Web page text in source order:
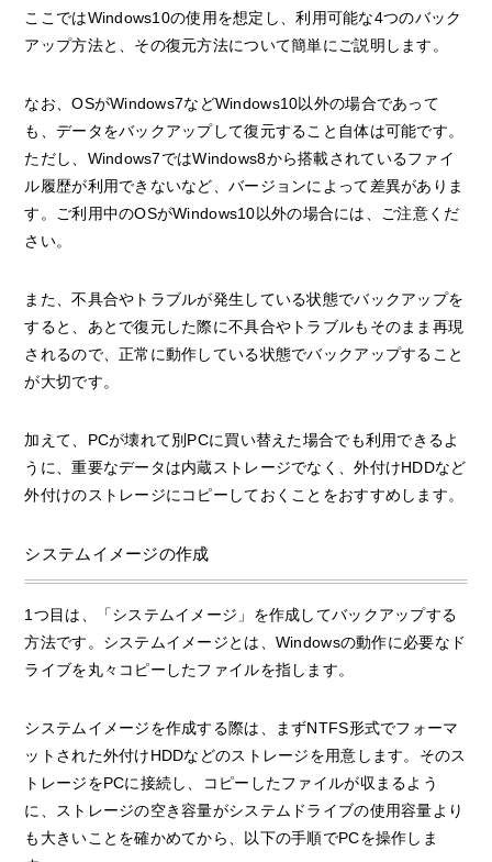
ここではWindows10の使用を想定し、利用可能な4つのバック
アップ方法と、その復元方法について簡単にご説明します。
なお、OSがWindows7などWindows10以外の場合であって
も、データをバックアップして復元すること自体は可能です。
ただし、Windows7ではWindows8から搭載されているファイ
ル履歴が利用できないなど、バージョンによって差異がありま
す。ご利用中のOSがWindows10以外の場合には、ご注意くだ
さい。
また、不具合やトラブルが発生している状態でバックアップを
すると、あとで復元した際に不具合やトラブルもそのまま再現
されるので、正常に動作している状態でバックアップすること
が大切です。
加えて、PCが壊れて別PCに買い替えた場合でも利用できるよ
うに、重要なデータは内蔵ストレージでなく、外付けHDDなど
外付けのストレージにコピーしておくことをおすすめします。
システムイメージの作成
1つ目は、「システムイメージ」を作成してバックアップする
方法です。システムイメージとは、Windowsの動作に必要なド
ライブを丸々コピーしたファイルを指します。
システムイメージを作成する際は、まずNTFS形式でフォーマ
ットされた外付けHDDなどのストレージを用意します。そのス
トレージをPCに接続し、コピーしたファイルが収まるよう
に、ストレージの空き容量がシステムドライブの使用容量より
も大きいことを確かめてから、以下の手順でPCを操作しま